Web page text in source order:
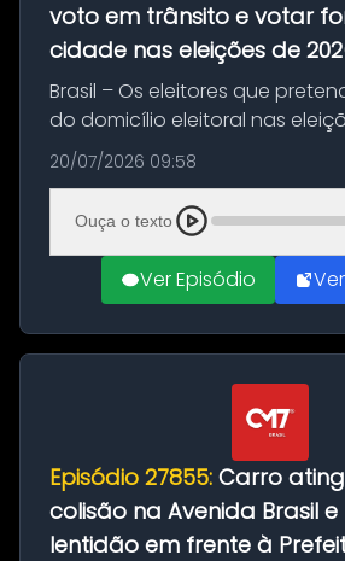
voto em trânsito e votar
cidade nas eleições de
Brasil – Os eleitores que
do domicílio eleitoral nas
podem solicitar o voto em
desta segunda-feira (20). O
feito até 20 de ag...
20/07/2026 09:58
Ouça o texto
Ver Episódio
Episódio 27855: Carro
colisão na Avenida Brasil
lentidão em frente à